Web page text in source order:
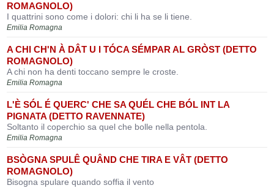
ROMAGNOLO)
I quattrini sono come i dolori: chi li ha se li tiene.
Emilia Romagna
A CHI CH'N À DÂT U I TÓCA SÉMPAR AL GRÒST (DETTO
ROMAGNOLO)
A chi non ha denti toccano sempre le croste.
Emilia Romagna
L'È SÓL É QUERC' CHE SA QUÉL CHE BÓL INT LA
PIGNATA (DETTO RAVENNATE)
Soltanto il coperchio sa quel che bolle nella pentola.
Emilia Romagna
BSÒGNA SPULÊ QUÂND CHE TIRA E VÂT (DETTO
ROMAGNOLO)
Bisogna spulare quando soffia il vento